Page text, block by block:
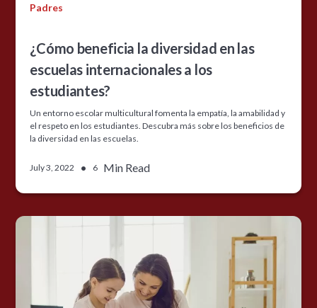
Padres
¿Cómo beneficia la diversidad en las
escuelas internacionales a los
estudiantes?
Un entorno escolar multicultural fomenta la empatía, la amabilidad y
el respeto en los estudiantes. Descubra más sobre los beneficios de
la diversidad en las escuelas.
July 3, 2022 • 6 Min Read